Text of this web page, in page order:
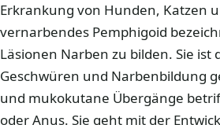
Erkrankung von Hunden, Katzen
vernarbendes Pemphigoid
Läsionen Narben zu bilden. Sie
Geschwüren und Narbenbildung
und mukokutane Übergänge
oder Anus. Sie geht mit der